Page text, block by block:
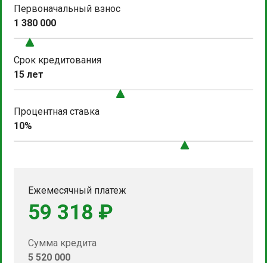
Первоначальный взнос
1 380 000
Срок кредитования
15 лет
Процентная ставка
10%
Ежемесячный платеж
59 318 ₽
Сумма кредита
5 520 000